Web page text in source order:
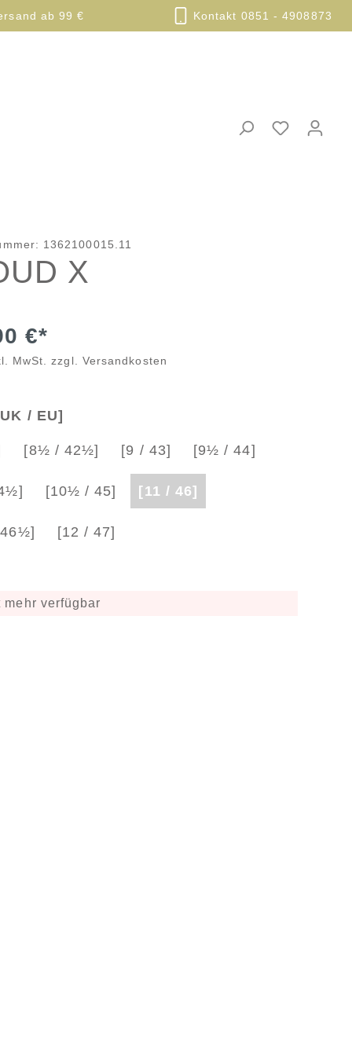
ab 99 € Kontakt 0851 - 4908873
X
1362100015.11
€*
MwSt. zzgl. Versandkosten
mehr verfügbar
/ EU]
[8½ / 42½] [9 / 43] [9½ / 44]
[10½ / 45] [11 / 46]
[12 / 47]